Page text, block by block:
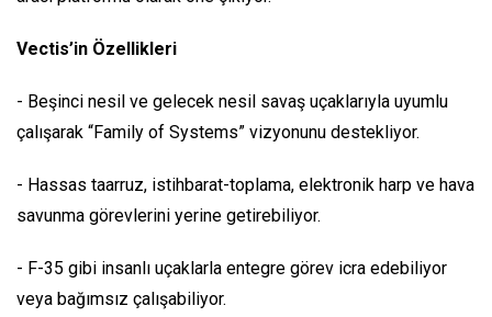
Vectis’in Özellikleri
- Beşinci nesil ve gelecek nesil savaş uçaklarıyla uyumlu
çalışarak “Family of Systems” vizyonunu destekliyor.
- Hassas taarruz, istihbarat-toplama, elektronik harp ve hava
savunma görevlerini yerine getirebiliyor.
- F-35 gibi insanlı uçaklarla entegre görev icra edebiliyor
veya bağımsız çalışabiliyor.